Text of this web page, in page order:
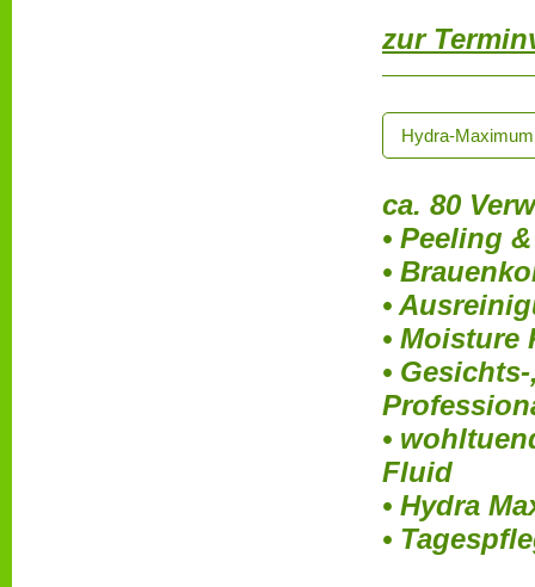
zur
Hydra-
ca. 80
• Peeling
•
•
• Moisture
•
Pro
•
Fluid
• Hydra
•